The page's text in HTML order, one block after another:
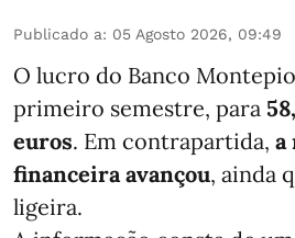
Publicado a: 05 Agosto 2026, 09:49
O lucro do Banco Montepio
primeiro semestre, para
euros. Em contrapartida, a
financeira avançou, ainda
ligeira.